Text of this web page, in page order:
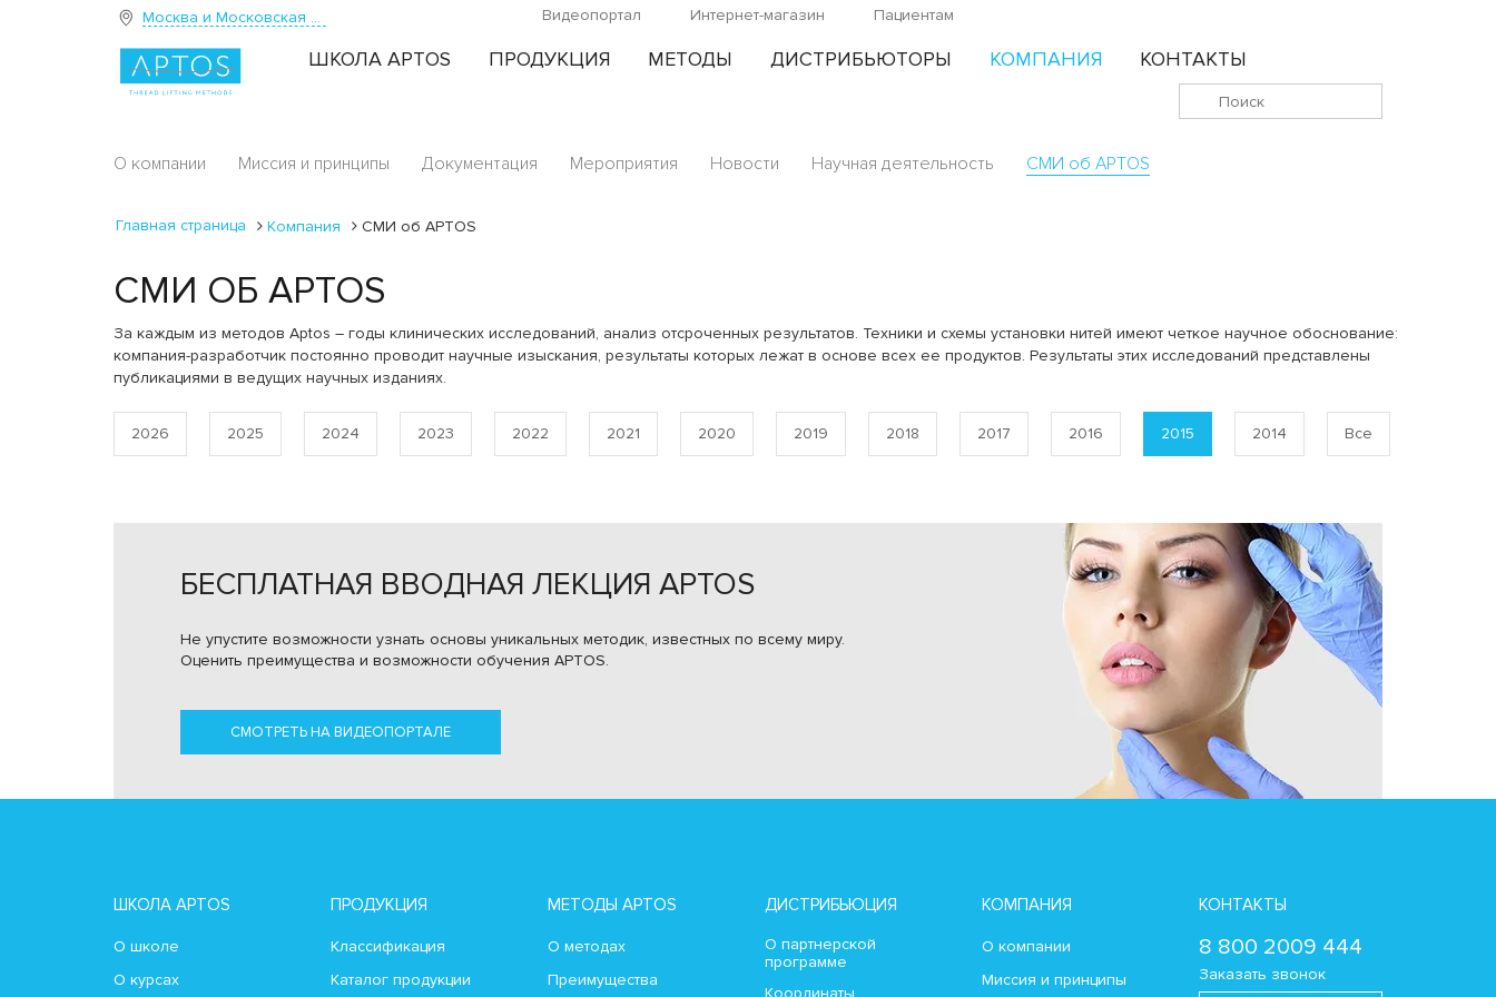
Москва и Московская область Видеопортал Интернет-магазин Пациентам
ШКОЛА APTOS ПРОДУКЦИЯ МЕТОДЫ ДИСТРИБЬЮТОРЫ КОМПАНИЯ КОНТАКТЫ
О компании Миссия и принципы Документация Мероприятия Новости Научная деятельность СМИ об APTOS
Главная страница Компания СМИ об APTOS
СМИ ОБ APTOS
За каждым из методов Aptos – годы клинических исследований, анализ отсроченных результатов. Техники и схемы установки нитей имеют четкое научное обоснование:
компания-разработчик постоянно проводит научные изыскания, результаты которых лежат в основе всех ее продуктов. Результаты этих исследований представлены
публикациями в ведущих научных изданиях.
2026 2025 2024 2023 2022 2021 2020 2019 2018 2017 2016 2015 2014 Все
БЕСПЛАТНАЯ ВВОДНАЯ ЛЕКЦИЯ APTOS
Не упустите возможности узнать основы уникальных методик, известных по всему миру.
Оценить преимущества и возможности обучения APTOS.
СМОТРЕТЬ НА ВИДЕОПОРТАЛЕ
ШКОЛА APTOS
О школе
О курсах
ПРОДУКЦИЯ
Классификация
Каталог продукции
МЕТОДЫ APTOS
О методах
Преимущества
ДИСТРИБЬЮЦИЯ
О партнерской
программе
Координаты
КОМПАНИЯ
О компании
Миссия и принципы
КОНТАКТЫ
8 800 2009 444
Заказать звонок